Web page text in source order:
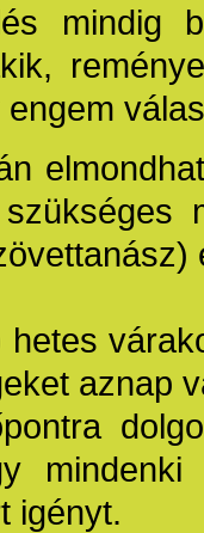
mindig
hetes
aznap
igényt.